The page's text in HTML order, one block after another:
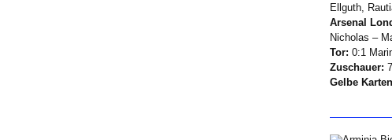
Ellguth,
Arsenal
Nicholas –
Tor: 0:1
Zuschauer:
Gelbe